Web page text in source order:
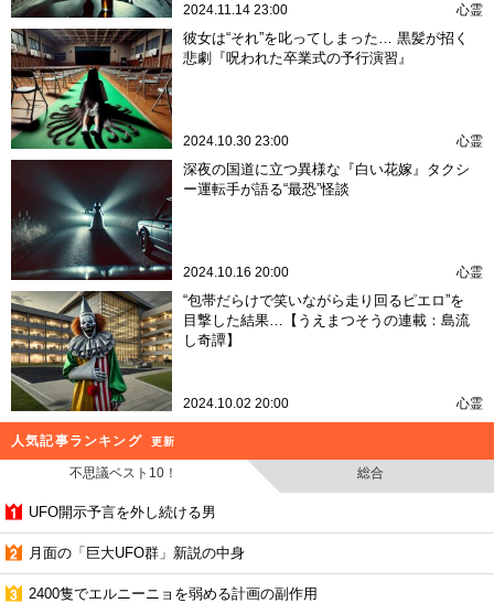
2024.11.14 23:00 心霊
彼女は“それ”を叱ってしまった… 黒髪が招く
悲劇『呪われた卒業式の予行演習』
2024.10.30 23:00 心霊
深夜の国道に立つ異様な『白い花嫁』タクシ
ー運転手が語る“最恐”怪談
2024.10.16 20:00 心霊
“包帯だらけで笑いながら走り回るピエロ”を
目撃した結果…【うえまつそうの連載：島流
し奇譚】
2024.10.02 20:00 心霊
人気記事ランキング 更新
不思議ベスト10！ 総合
UFO開示予言を外し続ける男
月面の「巨大UFO群」新説の中身
2400隻でエルニーニョを弱める計画の副作用